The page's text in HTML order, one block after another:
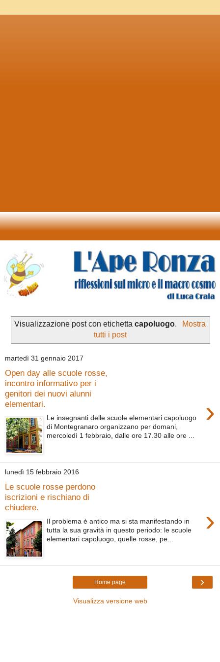
Visualizzazione post con etichettacapoluogo.
Mostra
tutti i post
martedì 31 gennaio 2017
Open day alle scuole rosse,
incontro informativo per i
genitori dei nuovi alunni
elementari.
›
Le insegnanti delle scuole elementari capoluogo
di Montegranaro organizzano per domani,
mercoledì 1 febbraio, dalle ore 17.30 alle ore ...
lunedì 15 febbraio 2016
Le scuole rosse perdono
iscrizioni e rischiano di
chiudere.
›
Il problema è antico ma si sta manifestando in
tutta la sua gravità in questo periodo: le scuole
elementari capoluogo, quelle rosse, pe...
›
Home page
Visualizza versione web